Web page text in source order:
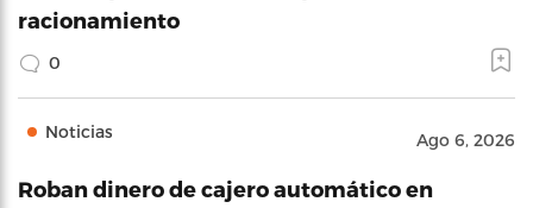
racionamiento
0
Noticias Ago 6, 2026
Roban dinero de cajero automático en